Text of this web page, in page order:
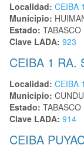
Localidad: CEIBA
Municipio:
Estado: TABASCO
Clave LADA: 923
CEIBA 1 RA.
Localidad: CEIBA
Municipio:
Estado: TABASCO
Clave LADA: 914
CEIBA